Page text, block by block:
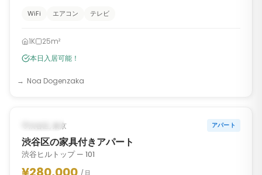
WiFi エアコン テレビ
1K
25m²
本日入居可能！
Noa Dogenzaka
入居可能
渋谷区, 東京 アパート
渋谷区の家具付きアパート
渋谷ヒルトップ — 101